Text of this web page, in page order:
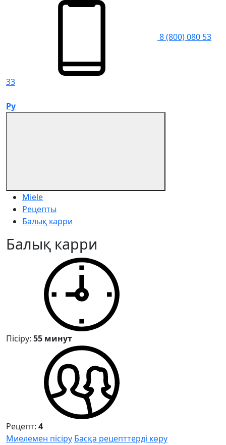
8 (800) 080 53
33
Ру
Miele
Рецепты
Балық карри
Балық карри
Пісіру: 55 минут
Рецепт: 4
Миелемен пісіру Басқа рецепттерді көру